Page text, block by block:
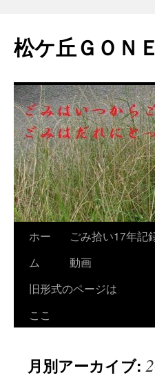
松ケ丘ＧＯＮ
ホー
ム
ごみ拾い17年記
動画
旧形式のページは
ここ
月別アーカイブ: